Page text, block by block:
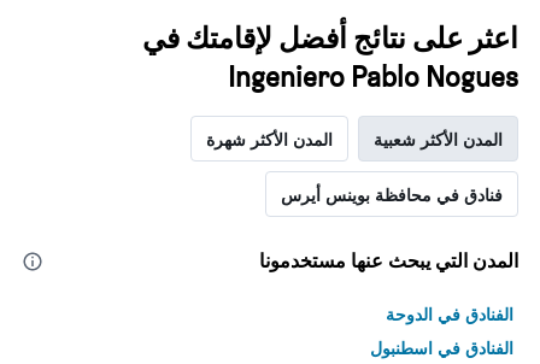
اعثر على نتائج أفضل لإقامتك في
Ingeniero Pablo Nogues
المدن الأكثر شعبية المدن الأكثر شهرة
فنادق في محافظة بوينس أيرس
المدن التي يبحث عنها مستخدمونا
الفنادق في الدوحة
الفنادق في اسطنبول